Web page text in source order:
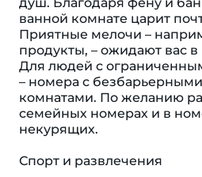
ванной комнате царит
Приятные мелочи –
продукты, – ожидают вас
Для людей с
– номера с
комнатами. По желанию
семейных номерах и в
некурящих.
Спорт и развлечения